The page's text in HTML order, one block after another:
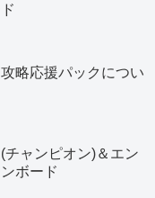
略応援パックについ
チャンピオン)＆エン
ボード